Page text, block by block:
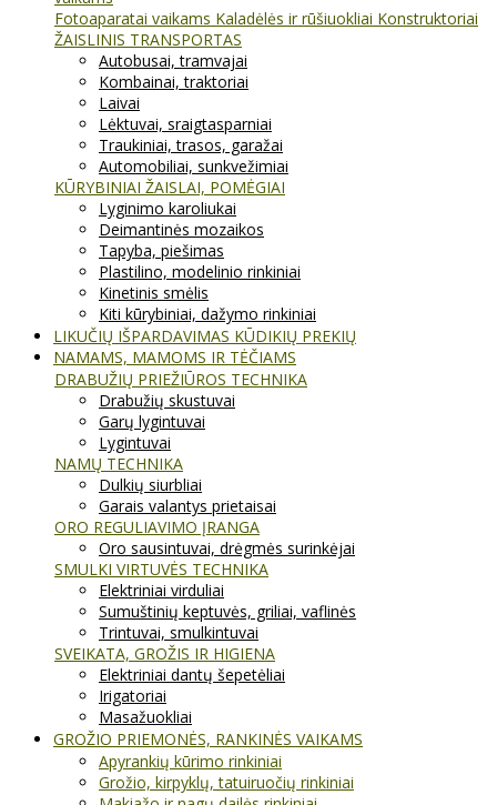
Fotoaparatai vaikams Kaladėlės ir rūšiuokliai Konstruktoriai
ŽAISLINIS TRANSPORTAS
Autobusai, tramvajai
Kombainai, traktoriai
Laivai
Lėktuvai, sraigtasparniai
Traukiniai, trasos, garažai
Automobiliai, sunkvežimiai
KŪRYBINIAI ŽAISLAI, POMĖGIAI
Lyginimo karoliukai
Deimantinės mozaikos
Tapyba, piešimas
Plastilino, modelinio rinkiniai
Kinetinis smėlis
Kiti kūrybiniai, dažymo rinkiniai
LIKUČIŲ IŠPARDAVIMAS KŪDIKIŲ PREKIŲ
NAMAMS, MAMOMS IR TĖČIAMS
DRABUŽIŲ PRIEŽIŪROS TECHNIKA
Drabužių skustuvai
Garų lygintuvai
Lygintuvai
NAMŲ TECHNIKA
Dulkių siurbliai
Garais valantys prietaisai
ORO REGULIAVIMO ĮRANGA
Oro sausintuvai, drėgmės surinkėjai
SMULKI VIRTUVĖS TECHNIKA
Elektriniai virduliai
Sumuštinių keptuvės, griliai, vaflinės
Trintuvai, smulkintuvai
SVEIKATA, GROŽIS IR HIGIENA
Elektriniai dantų šepetėliai
Irigatoriai
Masažuokliai
GROŽIO PRIEMONĖS, RANKINĖS VAIKAMS
Apyrankių kūrimo rinkiniai
Grožio, kirpyklų, tatuiruočių rinkiniai